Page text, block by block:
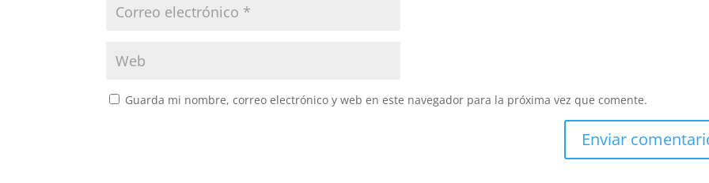
Guarda mi nombre, correo electrónico y web en este navegador para la próxima vez que comente.